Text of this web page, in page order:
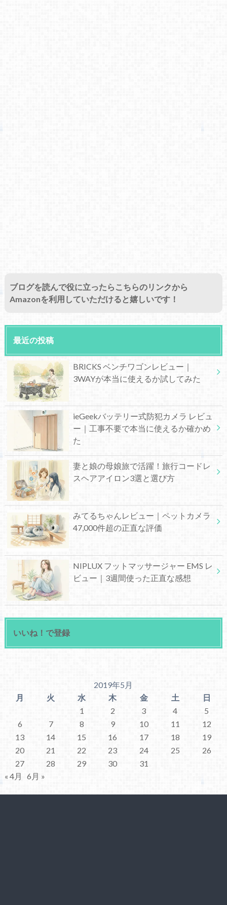
ブログを読んで役に立ったらこちらのリンクから
Amazonを利用していただけると嬉しいです！
最近の投稿
BRICKS ベンチワゴンレビュー｜
3WAYが本当に使えるか試してみた
ieGeekバッテリー式防犯カメラ レビュ
ー｜工事不要で本当に使えるか確かめ
た
妻と娘の母娘旅で活躍！旅行コードレ
スヘアアイロン3選と選び方
みてるちゃんレビュー｜ペットカメラ
47,000件超の正直な評価
NIPLUX フットマッサージャー EMS レ
ビュー｜3週間使った正直な感想
いいね！で登録
2019年5月
月
火 水 木 金 土
日
1
2 3 4
5
6
7 8 9 10 11
12
13
14 15 16 17 18
19
20
21 22 23 24 25
26
27
28 29 30
31
« 4月
6月 »